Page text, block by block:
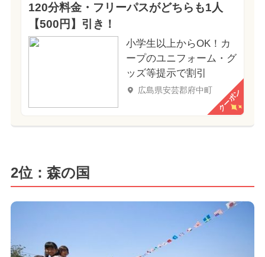
120分料金・フリーパスがどちらも1人
【500円】引き！
小学生以上からOK！カ
ープのユニフォーム・グ
ッズ等提示で割引
広島県安芸郡府中町 クーポン
2位：森の国